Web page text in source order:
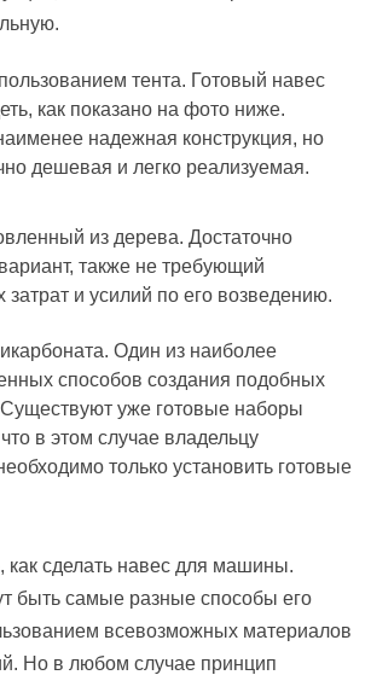
тента. Готовый навес
как показано на фото ниже.
надежная конструкция, но
дешевая и легко реализуемая.
из дерева. Достаточно
также не требующий
затрат и усилий по его возведению.
Один из наиболее
способов создания подобных
уже готовые наборы
в этом случае владельцу
только установить готовые
как сделать навес для машины.
быть самые разные способы его
всевозможных материалов
Но в любом случае принцип